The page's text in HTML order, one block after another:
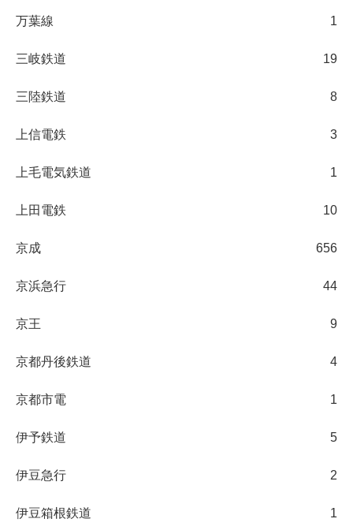
万葉線 1
三岐鉄道 19
三陸鉄道 8
上信電鉄 3
上毛電気鉄道 1
上田電鉄 10
京成 656
京浜急行 44
京王 9
京都丹後鉄道 4
京都市電 1
伊予鉄道 5
伊豆急行 2
伊豆箱根鉄道 1